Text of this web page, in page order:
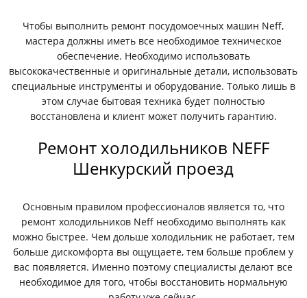
Чтобы выполнить ремонт посудомоечных машин Neff,
мастера должны иметь все необходимое техническое
обеспечение. Необходимо использовать
высококачественные и оригинальные детали, использовать
специальные инструменты и оборудование. Только лишь в
этом случае бытовая техника будет полностью
восстановлена и клиент может получить гарантию.
Ремонт холодильников NEFF
Шенкурский проезд
Основным правилом профессионалов является то, что
ремонт холодильников Neff необходимо выполнять как
можно быстрее. Чем дольше холодильник не работает, тем
больше дискомфорта вы ощущаете, тем больше проблем у
вас появляется. Именно поэтому специалисты делают все
необходимое для того, чтобы восстановить нормальную